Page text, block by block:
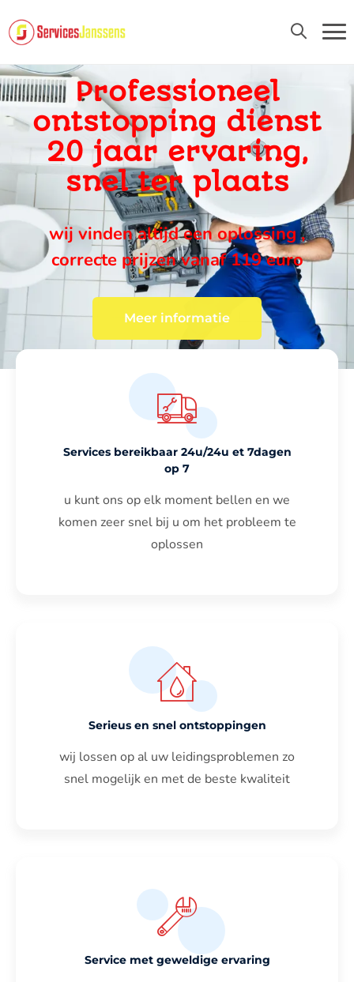
Professioneel
ontstopping dienst
20 jaar ervaring,
snel ter plaats
wij vinden altijd een oplossing ,
correcte prijzen vanaf 119 euro
Meer informatie
Services bereikbaar 24u/24u et 7dagen
op 7
u kunt ons op elk moment bellen en we
komen zeer snel bij u om het probleem te
oplossen
Serieus en snel ontstoppingen
wij lossen op al uw leidingsproblemen zo
snel mogelijk en met de beste kwaliteit
Service met geweldige ervaring